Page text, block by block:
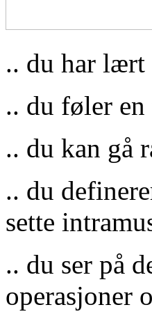
.. du har lært
.. du føler
.. du kan gå
.. du
sette
.. du ser på
operasjoner